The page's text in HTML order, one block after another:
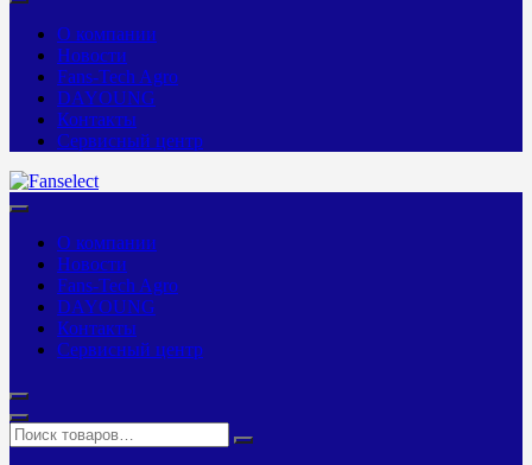
О компании
Новости
Fans-Tech Agro
DAYOUNG
Контакты
Сервисный центр
О компании
Новости
Fans-Tech Agro
DAYOUNG
Контакты
Сервисный центр